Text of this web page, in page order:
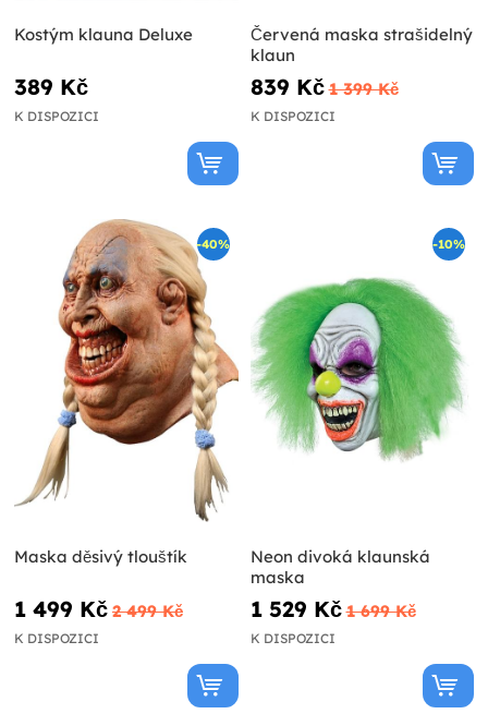
Kostým klauna Deluxe
389 Kč
K DISPOZICI
Červená maska strašidelný
klaun
839 Kč 1 399 Kč
K DISPOZICI
-40%
Maska děsivý tlouštík
1 499 Kč 2 499 Kč
K DISPOZICI
-10%
Neon divoká klaunská
maska
1 529 Kč 1 699 Kč
K DISPOZICI